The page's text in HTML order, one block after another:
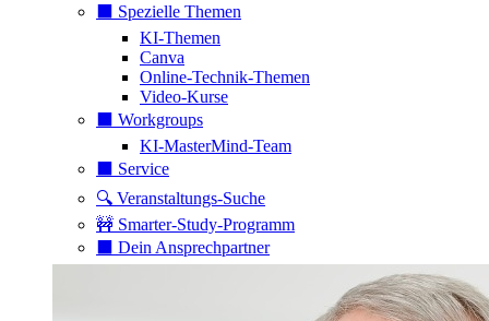
⬛️ Spezielle Themen
KI-Themen
Canva
Online-Technik-Themen
Video-Kurse
⬛️ Workgroups
KI-MasterMind-Team
⬛️ Service
🔍 Veranstaltungs-Suche
🚧 Smarter-Study-Programm
⬛️ Dein Ansprechpartner